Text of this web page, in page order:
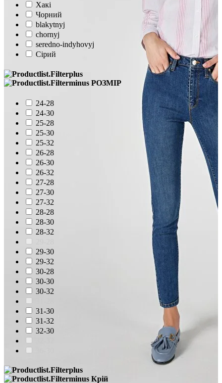
Хакі
Чорний
blakytnyj
chornyj
seredno-indyhovyj
Сірий
РОЗМІР
24-28
24-30
25-28
25-30
25-32
26-28
26-30
26-32
27-28
27-30
27-32
28-28
28-30
28-32
29-30
29-32
30-28
30-30
30-32
31-30
31-32
32-30
Крій